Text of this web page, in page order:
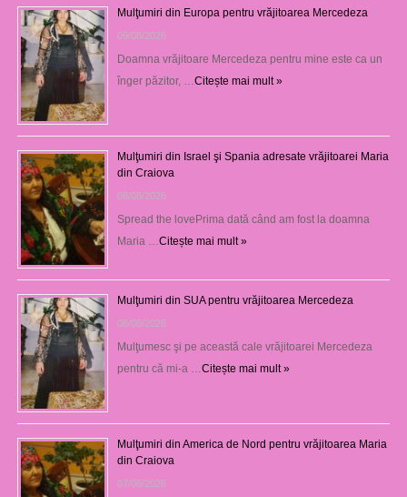
Mulţumiri din Europa pentru vrăjitoarea Mercedeza
09/08/2026
Doamna vrăjitoare Mercedeza pentru mine este ca un
înger păzitor, …Citește mai mult »
Mulţumiri din Israel şi Spania adresate vrăjitoarei Maria
din Craiova
08/08/2026
Spread the lovePrima dată când am fost la doamna
Maria …Citește mai mult »
Mulţumiri din SUA pentru vrăjitoarea Mercedeza
08/08/2026
Mulţumesc şi pe această cale vrăjitoarei Mercedeza
pentru că mi-a …Citește mai mult »
Mulţumiri din America de Nord pentru vrăjitoarea Maria
din Craiova
07/08/2026